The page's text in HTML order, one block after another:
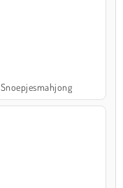
Snoepjesmahjong